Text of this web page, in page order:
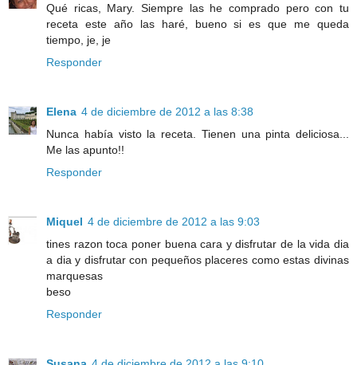
Qué ricas, Mary. Siempre las he comprado pero con tu
receta este año las haré, bueno si es que me queda
tiempo, je, je
Responder
Elena 4 de diciembre de 2012 a las 8:38
Nunca había visto la receta. Tienen una pinta deliciosa...
Me las apunto!!
Responder
Miquel 4 de diciembre de 2012 a las 9:03
tines razon toca poner buena cara y disfrutar de la vida dia
a dia y disfrutar con pequeños placeres como estas divinas
marquesas
beso
Responder